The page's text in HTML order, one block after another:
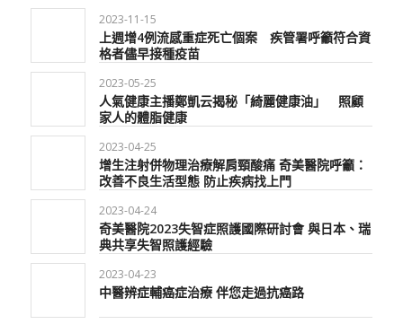
2023-11-15
上週增4例流感重症死亡個案 疾管署呼籲符合資
格者儘早接種疫苗
2023-05-25
人氣健康主播鄭凱云揭秘「綺麗健康油」 照顧
家人的體脂健康
2023-04-25
增生注射併物理治療解肩頸酸痛 奇美醫院呼籲：
改善不良生活型態 防止疾病找上門
2023-04-24
奇美醫院2023失智症照護國際研討會 與日本、瑞
典共享失智照護經驗
2023-04-23
中醫辨症輔癌症治療 伴您走過抗癌路